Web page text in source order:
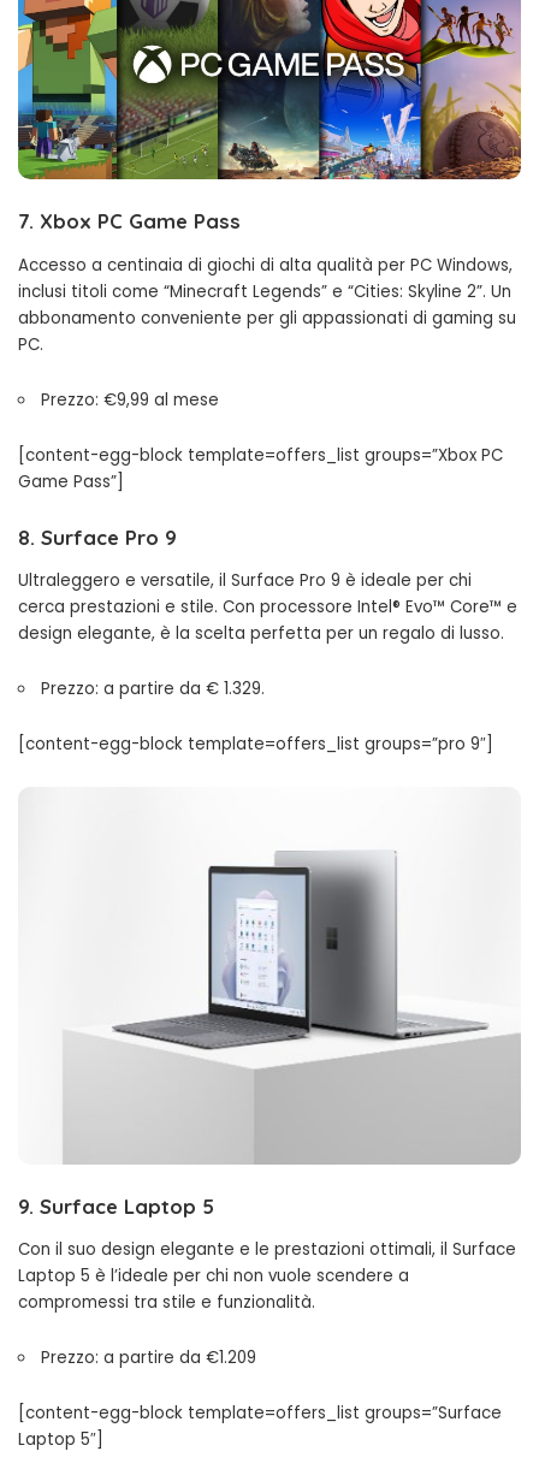
7. Xbox PC Game Pass
Accesso a centinaia di giochi di alta qualità per PC Windows,
inclusi titoli come “Minecraft Legends” e “Cities: Skyline 2”. Un
abbonamento conveniente per gli appassionati di gaming su
PC.
Prezzo: €9,99 al mese
[content-egg-block template=offers_list groups=”Xbox PC
Game Pass”]
8. Surface Pro 9
Ultraleggero e versatile, il Surface Pro 9 è ideale per chi
cerca prestazioni e stile. Con processore Intel® Evo™ Core™ e
design elegante, è la scelta perfetta per un regalo di lusso.
Prezzo: a partire da € 1.329.
[content-egg-block template=offers_list groups=”pro 9″]
9. Surface Laptop 5
Con il suo design elegante e le prestazioni ottimali, il Surface
Laptop 5 è l’ideale per chi non vuole scendere a
compromessi tra stile e funzionalità.
Prezzo: a partire da €1.209
[content-egg-block template=offers_list groups=”Surface
Laptop 5″]